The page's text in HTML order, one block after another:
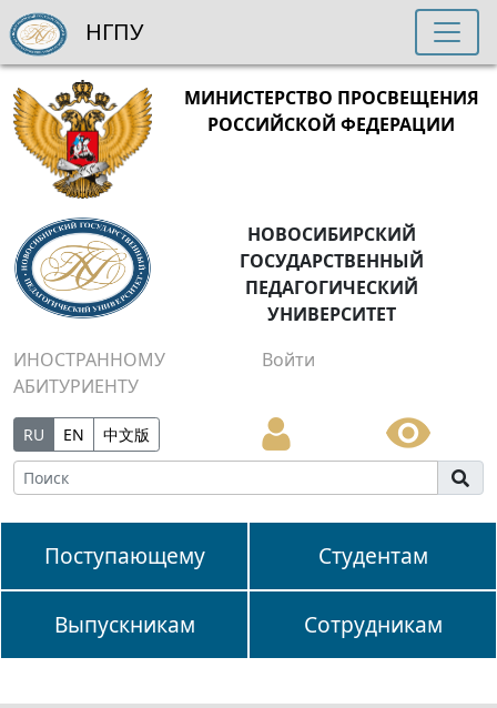
МИНИСТЕРСТВО ПРОСВЕЩЕНИЯ
РОССИЙСКОЙ ФЕДЕРАЦИИ
НОВОСИБИРСКИЙ
ГОСУДАРСТВЕННЫЙ
ПЕДАГОГИЧЕСКИЙ
УНИВЕРСИТЕТ
ИНОСТРАННОМУ
АБИТУРИЕНТУ
Войти
RU EN 中文版
Поступающему Студентам
Выпускникам Сотрудникам
НГПУ